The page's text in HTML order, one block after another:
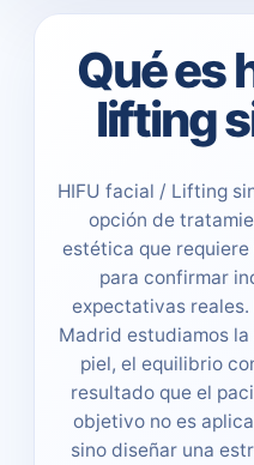
Qué es
lifting
HIFU facial / Lifting
opción de
estética que
para confirmar
expectativas reales.
Madrid estudiamos
piel, el equilibrio
resultado que el
objetivo no es
sino diseñar una